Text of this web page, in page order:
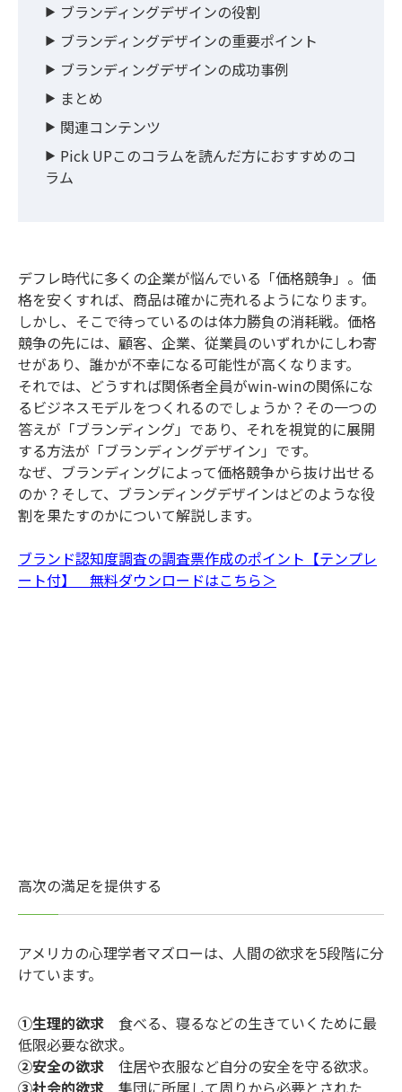
ブランディングデザインの役割
ブランディングデザインの重要ポイント
ブランディングデザインの成功事例
まとめ
関連コンテンツ
Pick UPこのコラムを読んだ方におすすめのコ
ラム
デフレ時代に多くの企業が悩んでいる「価格競争」。価
格を安くすれば、商品は確かに売れるようになります。
しかし、そこで待っているのは体力勝負の消耗戦。価格
競争の先には、顧客、企業、従業員のいずれかにしわ寄
せがあり、誰かが不幸になる可能性が高くなります。
それでは、どうすれば関係者全員がwin-winの関係にな
るビジネスモデルをつくれるのでしょうか？その一つの
答えが「ブランディング」であり、それを視覚的に展開
する方法が「ブランディングデザイン」です。
なぜ、ブランディングによって価格競争から抜け出せる
のか？そして、ブランディングデザインはどのような役
割を果たすのかについて解説します。
ブランド認知度調査の調査票作成のポイント【テンプレ
ート付】 無料ダウンロードはこちら＞
高次の満足を提供する
アメリカの心理学者マズローは、人間の欲求を5段階に分
けています。
①生理的欲求 食べる、寝るなどの生きていくために最
低限必要な欲求。
②安全の欲求 住居や衣服など自分の安全を守る欲求。